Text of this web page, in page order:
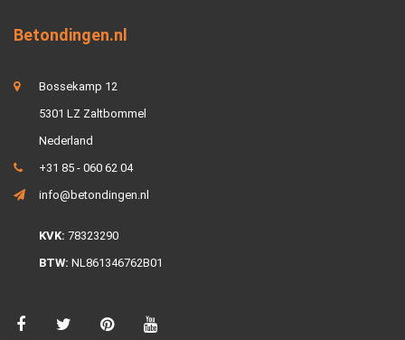
Betondingen.nl
Bossekamp 12
5301 LZ Zaltbommel
Nederland
+31 85 - 060 62 04
info@betondingen.nl
KVK: 78323290
BTW: NL861346762B01